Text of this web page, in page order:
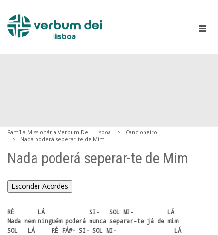
Família Missionária Verbum Dei - Lisboa
Cancioneiro
Nada poderá seperar-te de Mim
Nada poderá seperar-te de Mim
Esconder Acordes
RÉ       LÁ             SI-   SOL MI-          LÁ
Nada nem ninguém poderá nunca separar-te já de mim
SOL   LÁ     RÉ FÁ#- SI- SOL MI-                 LÁ